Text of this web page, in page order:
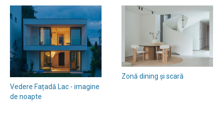
Vedere Fațadă Lac - imagine
de noapte
Zonă dining și scară